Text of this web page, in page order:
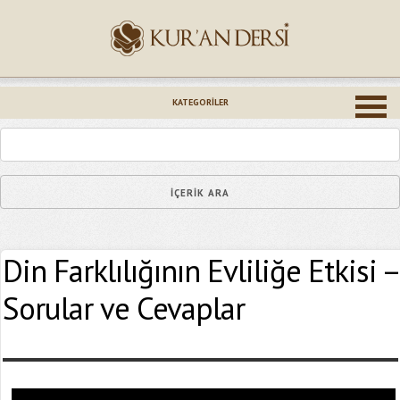
KATEGORILER
Din Farklılığının Evliliğe Etkisi –
Sorular ve Cevaplar
Epostanız (*)
Yaşadığınız Hatanın Ayrıntıları